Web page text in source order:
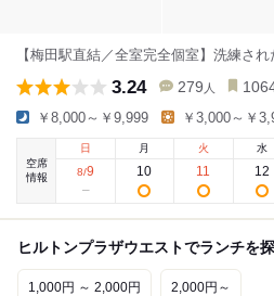
【梅田駅直結／全室完全個室】洗練され
3.24 279 人
￥8,000～￥9,999 ￥3,000～￥
空席
情報
日
8/9
月
10
火
11
水
12
ヒルトンプラザウエストでランチを
1,000円 ～ 2,000円 2,000円～